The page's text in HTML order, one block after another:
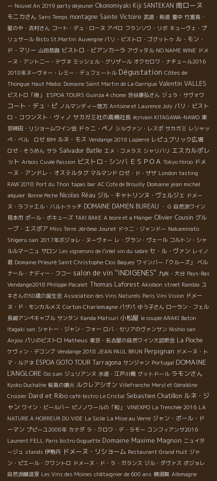
ー Nouvel An 2019 party déjeuner Okonomiyaki Kiji SANTEKAN 南ローヌ
モニカさん Sans Temps montagne Sainte Victoire 武道・剣道 豊中 竹富島・
星のや・吉村さん コート・デュ・ローヌ アぺロ フランソワ・リボ キューヴェ・プ
リュサール Bisto St.Martin Auvergne パリ・ビストロ・ゴグットゥ ル・モン・
ド・マリー 山田恭路 ビストロ・ビアンカーラ アヴィタル NO NAME WINE ドメ
ーヌ・アント二ー・テヴネ ミッシェル・グリザール オクセロワ・ナチュール2016
2018年ヌーヴォー・レミー・デュフェートル Dégustation Côtes de
Thongue Haut Medoc Domaine Saint Martin de La Garrigue Valentin VALLES
ビストロ「俊」 ESPOA TOURS Guinza 4 chome 渋谷康弘さん ジュラ・サヴォワ
コート・デュ・ピ ノルマンディー地方 Antoine et Laurence Joly パリ・ビスト
ロ・コワンスト・ヴィノ サカガミ社の高橋社長 écrivain KITAGAWA-NAWO 東
京神田・リショームワイン会 ドゥニ・ペノ シルヴァン・レスポ サカガミ レシャッ
ペ・ベル ロゼ BIM ルネ・モス Vendange 2018 Lapierre レピュブリック広場
ロゼ・そうめん サラ Salvador Batlle エメ・コメラス シャリバリ エスカルポレ
ット Arbois Cuvée Passion ビストロ・シンバ ＥＳＰＯＡ Tokyo Hiroo ドメ
ーヌ・アンドレ・オステルタグ マルマンド ロゼ・ド・ザザ London tasting
RAW 2018 Port du Thon tapas bar AC Cote de Brouilly Domaine jean michel
alquier Bonne Peche Nicolas Réau ジル・キャトリンヌ・ヴェルジェ ドメー
ヌ・ラファエル・バルトゥッチ DOMAINE DAMIEN BUREAU ・ G 自然派ワイン
見本市 ポール・ボキューズ TAKI BAKE A boire et a Manger Olivier Cousin グル
ープ・エスポア Miss Terre Jérôme Jouret ドゥニ・ジャンドー Nakaminato
Shigeru san 2017年ボジョレ・ヌーヴォー レ・グラン・ヴェール コルトン・シャ
ルルマーニュ サロン Les vignerons de l'iréel vin du sabre セ・ル・ヴァン レイノ
君 Domaine Prieuré Saint Christophe Clos Baquey ワインバー「クルーズ」
ベル
ナール・ナディー・フコー salon de vin ''INDIGENES'' 九州・大分 Pays-Bas
Vendange2018 Philippe Pacalet Thomas Laforest Akoibon street Rambla ユ
キさんの50歳の誕生会 Association des Vins Naturels Paris Vini Vision ドメー
ヌ・ド・モンカルメス Corton Charlemagne パザパ ゆう子さん ローラン・フェル
長崎アンペキャブル サンタン Kanda Matsuri 小松屋 le couple ARAKI Baton
Itagaki san シャトー・ジャン・フォー ロバ・セリアのヴァンサン Nishio san
Anjou パリのビストロ Matheus 東京・名古屋の自然ワイン大試飲会 La Pioche
ケヴィン・デコンブ Vendange 2018 JEAN PAUL BRUN Perpignan ドメーヌ・ト
マ・ルアネ ESPOA GOTO TOUR Tarragona サンジャン Portugal DOMAINE
L'ANGLORE Go san ジュリアンヌ 水道・江戸川橋 グットドール ラモンさん
Kyoko Duchaîne 桜島の噴火 ルクレアシオン Villefranche Meryl et Géraldine
Croizier Dard et Ribo café-bistro Le Cristal Sebastien Chatillon ルネ・ジ
ャン ワイン・ビールバー ピノノワールの「和」 VINEXPO La Trenchée 2016 LA
NATURE A HORREUR DU VIDE La Sicile La Mise au Verre ジャン・ポール・ド
ーマン プピーユ2008年 カナダ ラ・クロワ・デ・ラモー コンフィアンサ2016
Laurent FELL Paris bistro Goguette Domaine Maxime Magnon ニュイタ
ージュ stands 伊勢丹 ドメーヌ・リショーム Restaurant Grand Huit ジャ
ン・ピエール・クワントロ ドメーヌ・ド・ラ・ガランス ジル・ダヴァス ボジョレ
自然派醸造家 Les Vins des Moines châtaignier de 600 ans 横須賀 Allemagne